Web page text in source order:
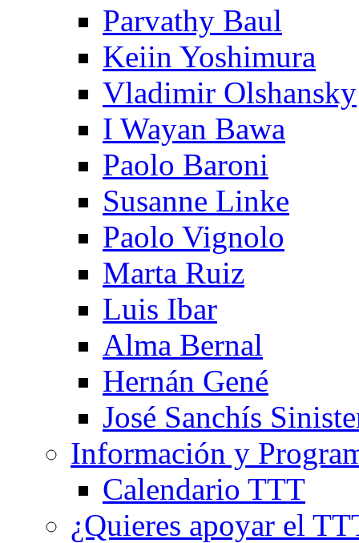
Parvathy Baul
Keiin Yoshimura
Vladimir Olshansky
I Wayan Bawa
Paolo Baroni
Susanne Linke
Paolo Vignolo
Marta Ruiz
Luis Ibar
Alma Bernal
Hernán Gené
José Sanchís
Información y
Calendario TTT
¿Quieres apoyar el